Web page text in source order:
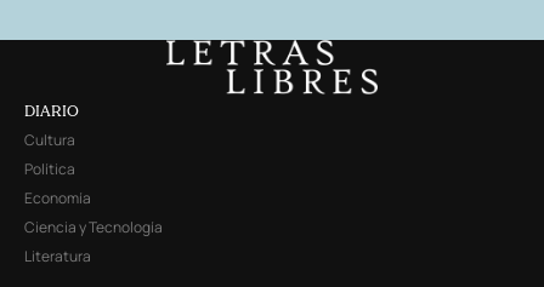
DIARIO
Cultura
Política
Economía
Ciencia y Tecnología
Literatura